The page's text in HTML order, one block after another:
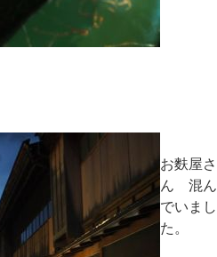
お麩屋さ
ん 混ん
でいまし
た。